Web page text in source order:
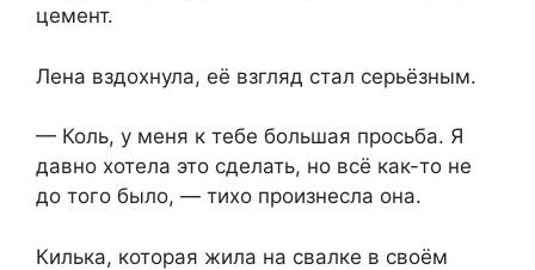
цемент.
Лена вздохнула, её взгляд стал серьёзным.
— Коль, у меня к тебе большая просьба. Я
давно хотела это сделать, но всё как-то не
до того было, — тихо произнесла она.
Килька, которая жила на свалке в своём